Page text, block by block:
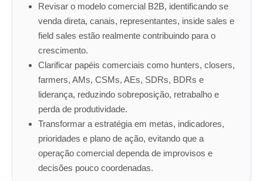
Revisar o modelo comercial B2B, identificando se
venda direta, canais, representantes, inside sales e
field sales estão realmente contribuindo para o
crescimento.
Clarificar papéis comerciais como hunters, closers,
farmers, AMs, CSMs, AEs, SDRs, BDRs e
liderança, reduzindo sobreposição, retrabalho e
perda de produtividade.
Transformar a estratégia em metas, indicadores,
prioridades e plano de ação, evitando que a
operação comercial dependa de improvisos e
decisões pouco coordenadas.